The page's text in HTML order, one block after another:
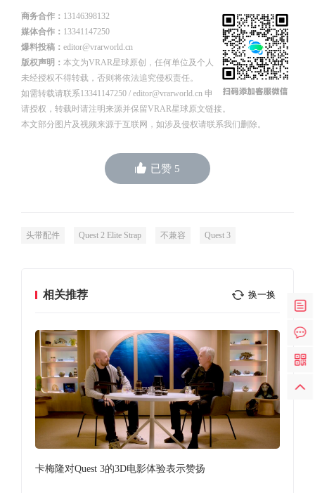
商务合作： 13146398132
媒体合作： 13341147250
爆料投稿： editor@vrarworld.cn
版权声明： 本文为VRAR星球原创，任何单位及个人
未经授权不得转载，否则将依法追究侵权责任。
如需转载请联系13341147250 / editor@vrarworld.cn 申
请授权，转载时请注明来源并保留VRAR星球原文链接。
本文部分图片及视频来源于互联网，如涉及侵权请联系我们删除。
已赞 5
头带配件 Quest 2 Elite Strap 不兼容 Quest 3
相关推荐 换一换
卡梅隆对Quest 3的3D电影体验表示赞扬